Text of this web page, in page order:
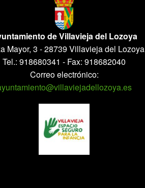
de Villavieja del Lozoya
Mayor, 3 - 28739 Villavieja del Lozoya
Tel.: 918680341 - Fax: 918682040
Correo electrónico: